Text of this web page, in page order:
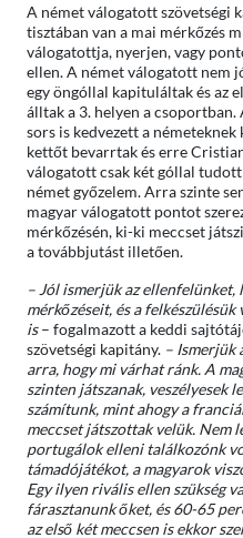
A német válogatott szövetségi
tisztában van a mai mérkőzés
válogatottja, nyerjen, vagy
ellen. A német válogatott nem
egy öngóllal kapituláltak és az
álltak a 3. helyen a
sors is kedvezett a
kettőt bevarrtak és erre
válogatott csak két góllal
német győzelem. Arra szinte
magyar válogatott pontot
mérkőzésén, ki-ki meccset
a továbbjutást illetően.
– Jól ismerjük az
mérkőzéseit, és a
is– fogalmazott a keddi
szövetségi kapitány. – Ismerjük
arra, hogy mi várhat ránk. A
szinten játszanak, veszélyesek
számítunk, mint ahogy a
meccset játszottak velük. Nem
portugálok elleni találkozónk
támadójátékot, a magyarok
Egy ilyen rivális ellen szükség
fárasztanunk őket, és 60-65
az első két meccsen is ekkor